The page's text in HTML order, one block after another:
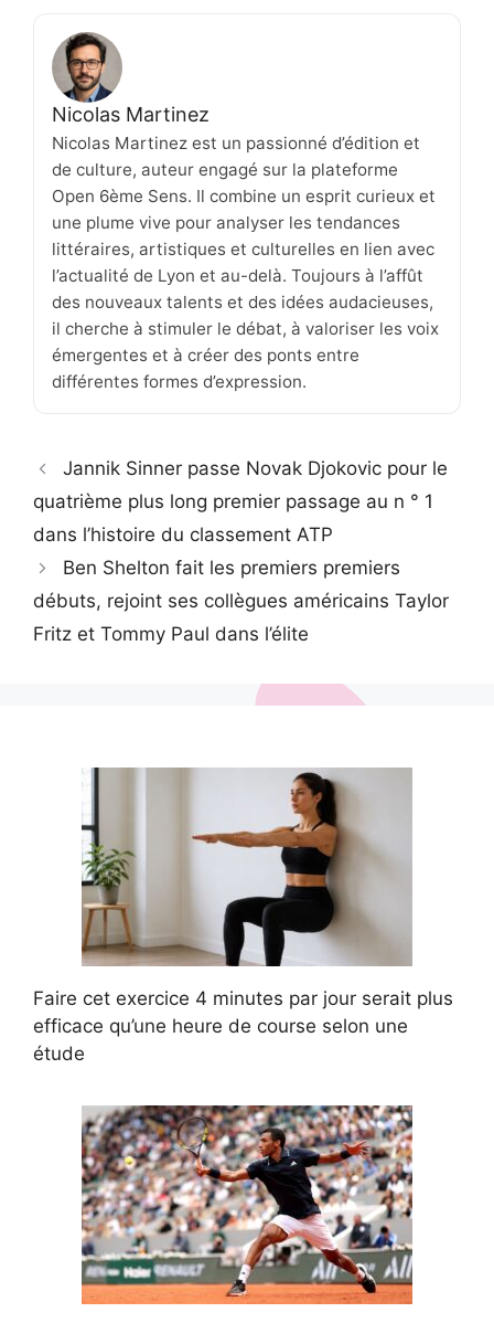
Nicolas Martinez
Nicolas Martinez est un passionné d’édition et
de culture, auteur engagé sur la plateforme
Open 6ème Sens. Il combine un esprit curieux et
une plume vive pour analyser les tendances
littéraires, artistiques et culturelles en lien avec
l’actualité de Lyon et au-delà. Toujours à l’affût
des nouveaux talents et des idées audacieuses,
il cherche à stimuler le débat, à valoriser les voix
émergentes et à créer des ponts entre
différentes formes d’expression.
Jannik Sinner passe Novak Djokovic pour le
quatrième plus long premier passage au n ° 1
dans l’histoire du classement ATP
Ben Shelton fait les premiers premiers
débuts, rejoint ses collègues américains Taylor
Fritz et Tommy Paul dans l’élite
Faire cet exercice 4 minutes par jour serait plus
efficace qu’une heure de course selon une
étude